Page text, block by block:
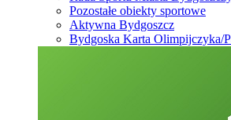
Pozostałe obiekty sportowe
Aktywna Bydgoszcz
Bydgoska Karta Olimpijczyka/